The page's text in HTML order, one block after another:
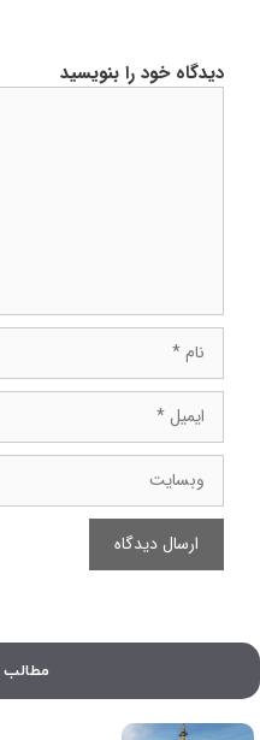
دیدگاه خود را بنویسید
ایمیل
وبسایت
مطالب